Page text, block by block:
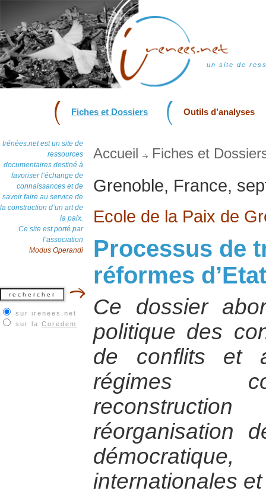
un site de
Fiches et Dossiers Outils d’analyses
Irénées.net est un site de
ressources
documentaires destiné à
favoriser l’échange de
connaissances et de
savoir faire au service de
la construction d’un art de
la paix.
Ce site est porté par
l’association
Modus Operandi
sur irenees.net
sur la Coredem
Accueil Fiches et
Grenoble, France,
Ecole de la Paix de
Processus de
réformes d’Etat
Ce dossier
politique des
de conflits et
régimes
réorganisation
internationales